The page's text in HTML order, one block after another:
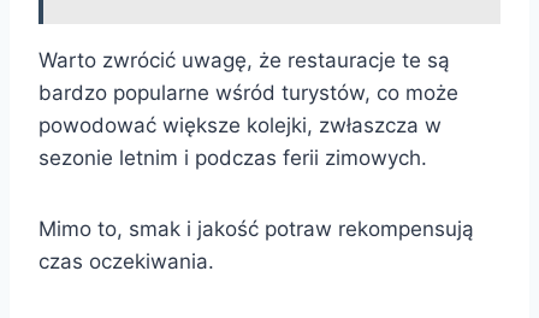
Warto zwrócić uwagę, że restauracje te są
bardzo popularne wśród turystów, co może
powodować większe kolejki, zwłaszcza w
sezonie letnim i podczas ferii zimowych.
Mimo to, smak i jakość potraw rekompensują
czas oczekiwania.